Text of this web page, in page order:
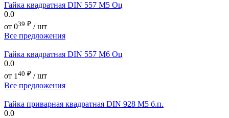
Гайка квадратная DIN 557 М5 Оц
0.0
от 039 ₽ / шт
Все предложения
Гайка квадратная DIN 557 М6 Оц
0.0
от 1 40 ₽ / шт
Все предложения
Гайка приварная квадратная DIN 928 М5 б.п.
0.0